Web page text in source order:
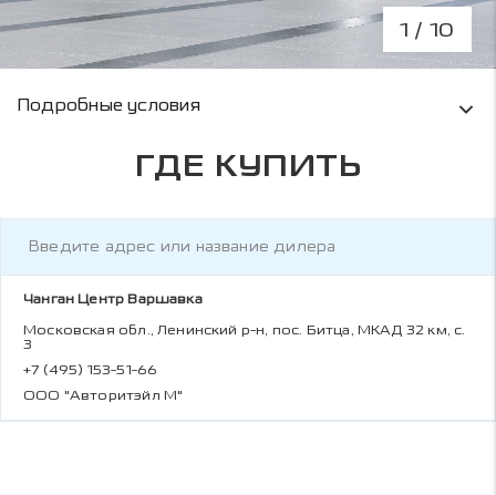
1 / 10
Условия кредитования и информация о
Подробные условия
ГДЕ КУПИТЬ
Чанган Центр Варшавка
Московская обл., Ленинский р-н, пос. Битца, МКАД 32 км, с.
3
+7 (495) 153-51-66
ООО "Авторитэйл М"